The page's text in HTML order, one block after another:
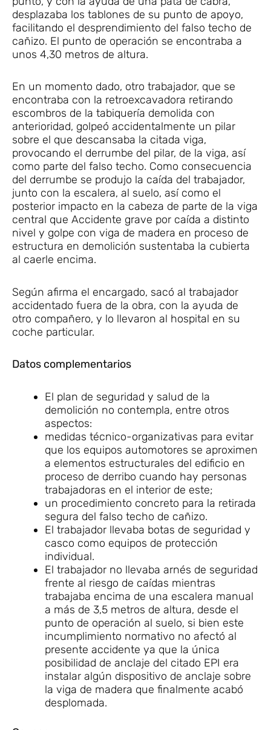
desplazaba los tablones de su punto de apoyo,
facilitando el desprendimiento del falso techo de
cañizo. El punto de operación se encontraba a
unos 4,30 metros de altura.
En un momento dado, otro trabajador, que se
encontraba con la retroexcavadora retirando
escombros de la tabiquería demolida con
anterioridad, golpeó accidentalmente un pilar
sobre el que descansaba la citada viga,
provocando el derrumbe del pilar, de la viga, así
como parte del falso techo. Como consecuencia
del derrumbe se produjo la caída del trabajador,
junto con la escalera, al suelo, así como el
posterior impacto en la cabeza de parte de la viga
central que Accidente grave por caída a distinto
nivel y golpe con viga de madera en proceso de
estructura en demolición sustentaba la cubierta
al caerle encima.
Según afirma el encargado, sacó al trabajador
accidentado fuera de la obra, con la ayuda de
otro compañero, y lo llevaron al hospital en su
coche particular.
Datos complementarios
El plan de seguridad y salud de la
demolición no contempla, entre otros
aspectos:
medidas técnico-organizativas para evitar
que los equipos automotores se aproximen
a elementos estructurales del edificio en
proceso de derribo cuando hay personas
trabajadoras en el interior de este;
un procedimiento concreto para la retirada
segura del falso techo de cañizo.
El trabajador llevaba botas de seguridad y
casco como equipos de protección
individual.
El trabajador no llevaba arnés de seguridad
frente al riesgo de caídas mientras
trabajaba encima de una escalera manual
a más de 3,5 metros de altura, desde el
punto de operación al suelo, si bien este
incumplimiento normativo no afectó al
presente accidente ya que la única
posibilidad de anclaje del citado EPI era
instalar algún dispositivo de anclaje sobre
la viga de madera que finalmente acabó
desplomada.